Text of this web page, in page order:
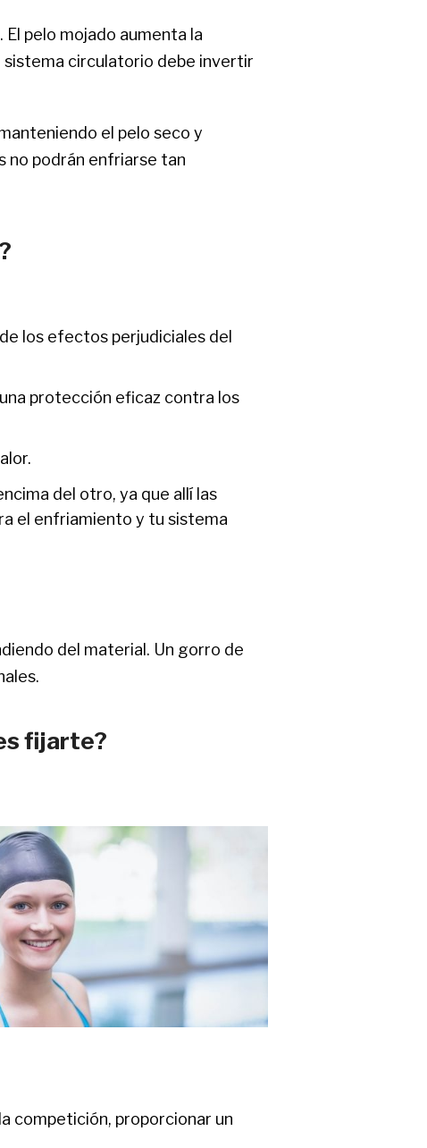
pelo mojado aumenta la
sistema circulatorio debe invertir
el pelo seco y
no podrán enfriarse tan
los efectos perjudiciales del
protección eficaz contra los
del otro, ya que allí las
el enfriamiento y tu sistema
del material. Un gorro de
fijarte?
competición, proporcionar un